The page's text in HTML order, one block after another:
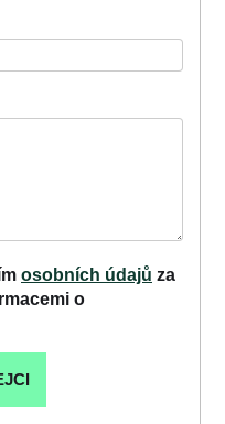
osobních údajů za
o